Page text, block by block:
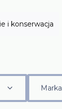
i konserwacja
Marka